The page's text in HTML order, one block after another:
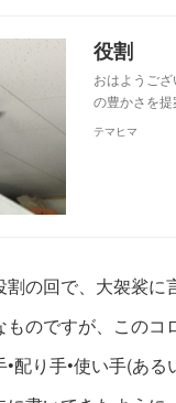
役割
おはようご
の豊かさを
テマヒマ
割の回で、大袈裟に
のですが、このコ
配り手•使い手(ある